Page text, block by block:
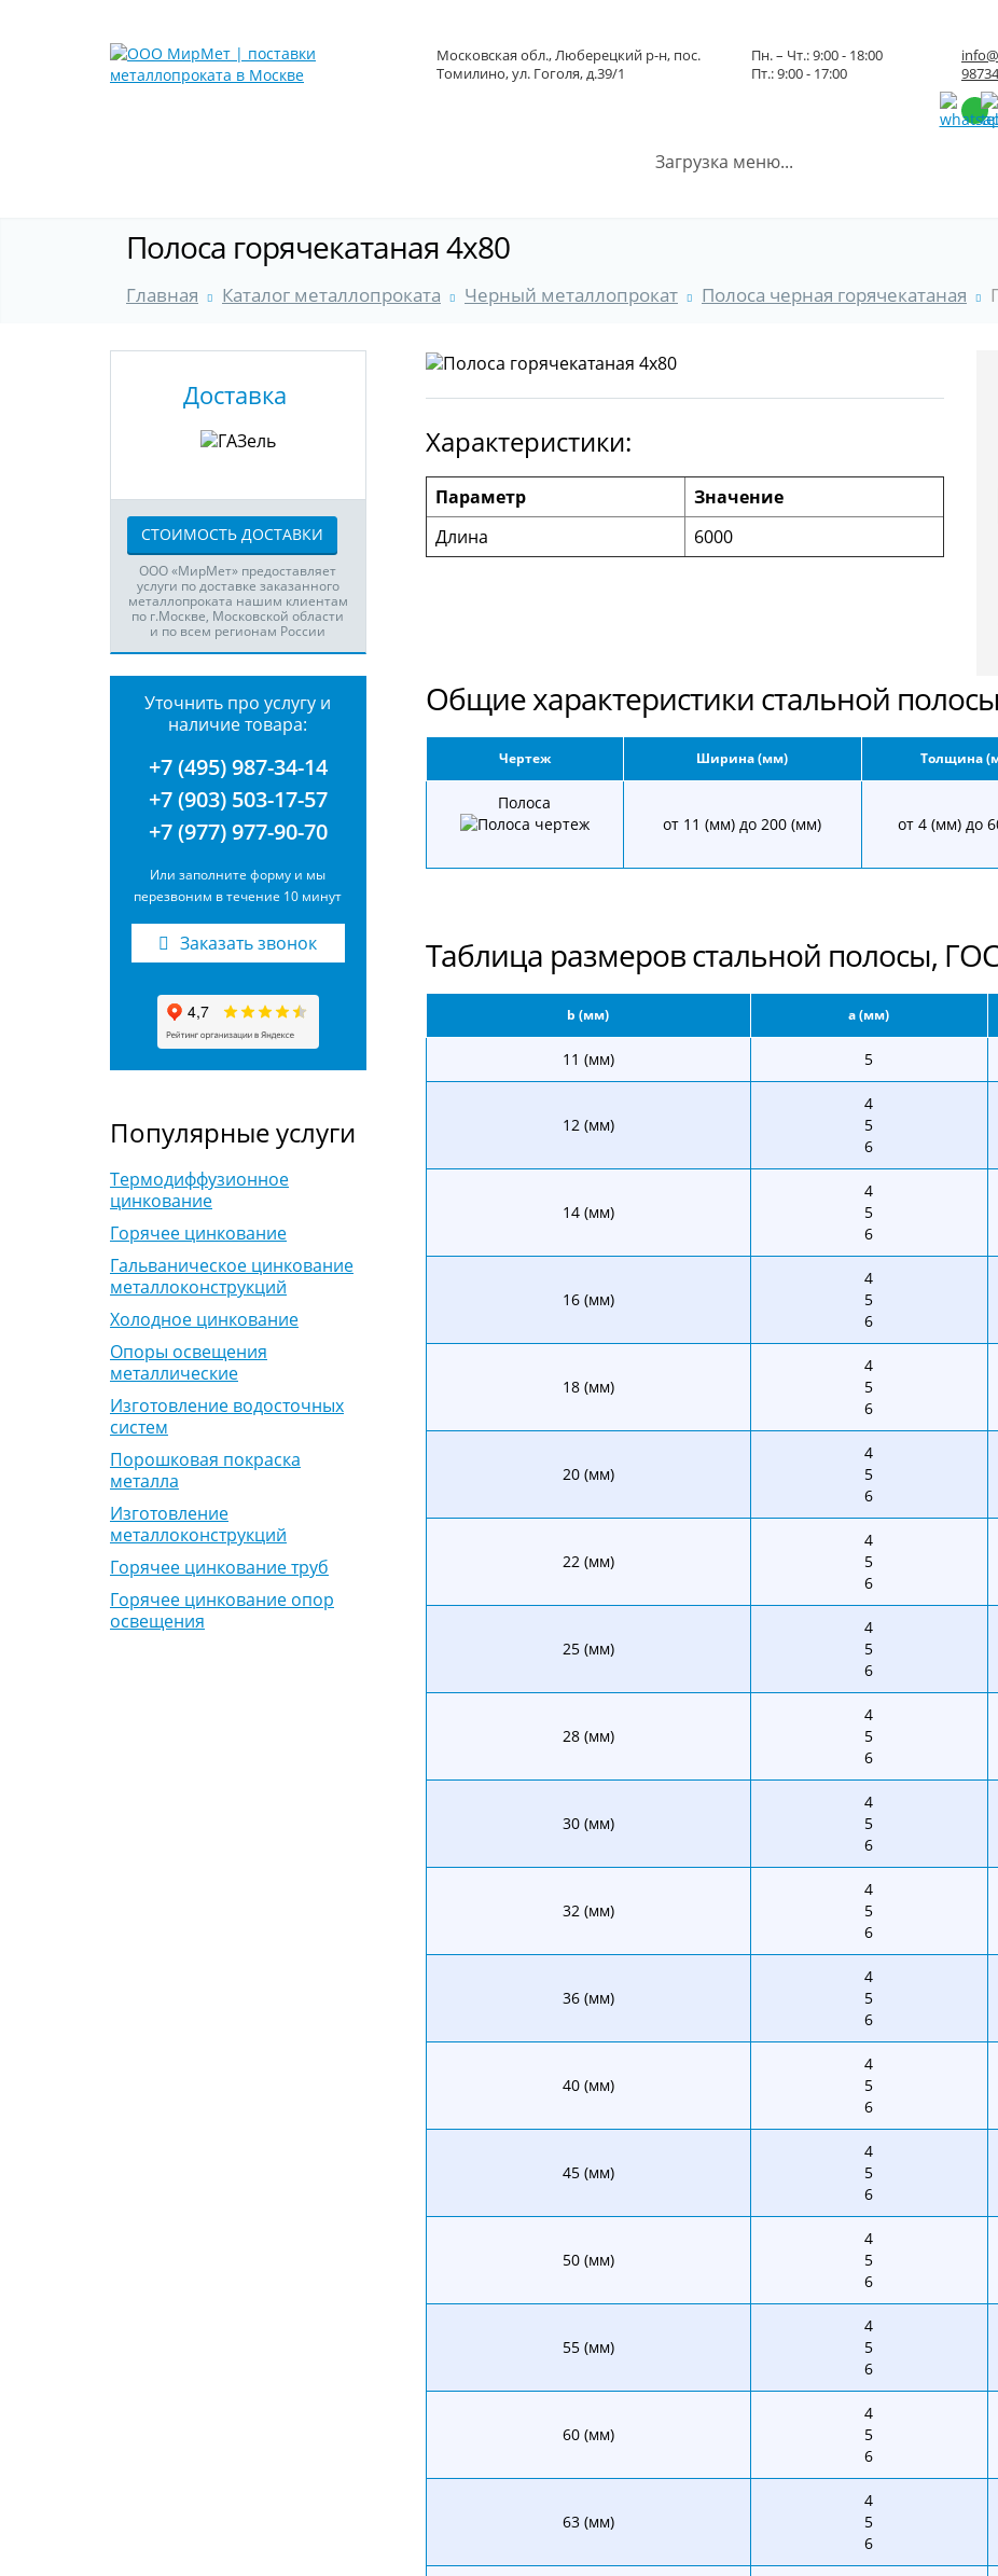
Московская обл., Люберецкий р-н, пос.
Томилино, ул. Гоголя, д.39/1
Пн. – Чт.: 9:00 - 18:00
Пт.: 9:00 - 17:00
Загрузка меню...
Полоса горячекатаная 4x80
Главная Каталог металлопроката Черный металлопрокат Полоса черная горячекатаная
Доставка
СТОИМОСТЬ ДОСТАВКИ
ООО «МирМет» предоставляет
услуги по доставке заказанного
металлопроката нашим клиентам
по г.Москве, Московской области
и по всем регионам России
Уточнить про услугу и
наличие товара:
+7 (495) 987-34-14
+7 (903) 503-17-57
+7 (977) 977-90-70
Или заполните форму и мы
перезвоним в течение 10 минут
Заказать звонок
Популярные услуги
Термодиффузионное
цинкование
Горячее цинкование
Гальваническое цинкование
металлоконструкций
Холодное цинкование
Опоры освещения
металлические
Изготовление водосточных
систем
Порошковая покраска
металла
Изготовление
металлоконструкций
Горячее цинкование труб
Горячее цинкование опор
освещения
Характеристики:
Параметр
Значение
Длина
6000
Общие характеристики стальной полосы
Чертеж Ширина (мм) Толщина
Полоса
от 11 (мм) до 200 (мм)
от 4 (мм) до
Таблица размеров стальной полосы,
b (мм) a (мм)
11 (мм) 5
12 (мм)
4
5
6
14 (мм)
4
5
6
16 (мм)
4
5
6
18 (мм)
4
5
6
20 (мм)
4
5
6
22 (мм)
4
5
6
25 (мм)
4
5
6
28 (мм)
4
5
6
30 (мм)
4
5
6
32 (мм)
4
5
6
36 (мм)
4
5
6
40 (мм)
4
5
6
45 (мм)
4
5
6
50 (мм)
4
5
6
55 (мм)
4
5
6
60 (мм)
4
5
6
63 (мм)
4
5
6